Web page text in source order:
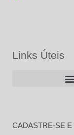
Links Úteis
CADASTRE-SE